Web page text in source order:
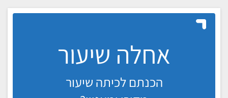
אחלה שיעור
הכנתם לכיתה שיעור